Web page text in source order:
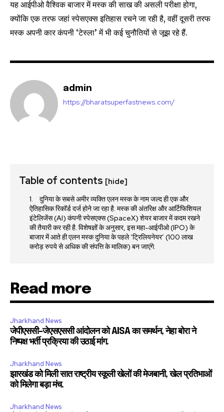
Followers
32,214
Followers
11,243
Followers
यह आईपीओ वैश्विक बाजार में मस्क की साख की असली परीक्षा होगा,
क्योंकि एक तरफ जहां स्पेसएक्स इतिहास रचने जा रही है, वहीं दूसरी तरफ
मस्क अपनी कार कंपनी ‘टेस्ला’ में भी कई चुनौतियों से जूझ रहे हैं.
admin
https://bharatsuperfastnews.com/
Table of contents [hide]
दुनिया के सबसे अमीर व्यक्ति एलन मस्क के नाम जल्द ही एक और
ऐतिहासिक रिकॉर्ड दर्ज होने जा रहा है. मस्क की अंतरिक्ष और आर्टिफिशियल
इंटेलिजेंस (AI) कंपनी स्पेसएक्स (SpaceX) शेयर बाजार में कदम रखने
की तैयारी कर रही है. विशेषज्ञों के अनुसार, इस महा-आईपीओ (IPO) के
बाजार में आते ही एलन मस्क दुनिया के पहले ‘ट्रिलियनेयर’ (100 लाख
करोड़ रुपये से अधिक की संपत्ति के मालिक) बन जाएंगे.
Read more
Jharkhand News
जेपीएससी-जेएसएससी आंदोलन को AISA का समर्थन, नेहा बोरा ने
निष्पक्ष भर्ती प्रक्रिया की उठाई मांग.
Jharkhand News
झारखंड को मिली सात राष्ट्रीय स्कूली खेलों की मेजबानी, खेल प्रतिभाओं
को मिलेगा बड़ा मंच.
Jharkhand News